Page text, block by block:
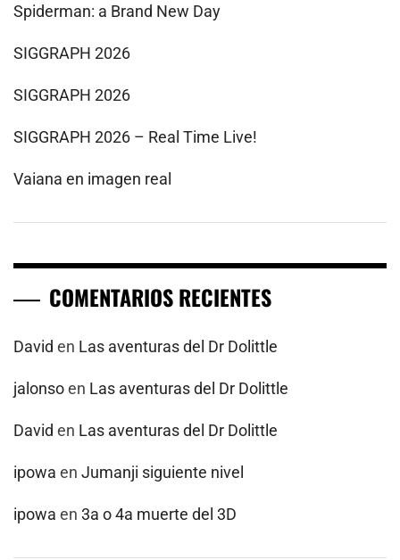
Spiderman: a Brand New Day
SIGGRAPH 2026
SIGGRAPH 2026
SIGGRAPH 2026 – Real Time Live!
Vaiana en imagen real
COMENTARIOS RECIENTES
David en Las aventuras del Dr Dolittle
jalonsoen Las aventuras del Dr Dolittle
David en Las aventuras del Dr Dolittle
ipowa en Jumanji siguiente nivel
ipowa en 3a o 4a muerte del 3D